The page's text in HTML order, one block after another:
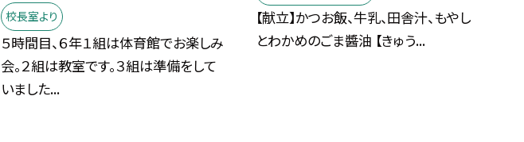
校長室より
５時間目、６年１組は体育館でお楽しみ
会。２組は教室です。３組は準備をして
いました...
【献立】かつお飯、牛乳、田舎汁、もやし
とわかめのごま醬油 【きゅう...